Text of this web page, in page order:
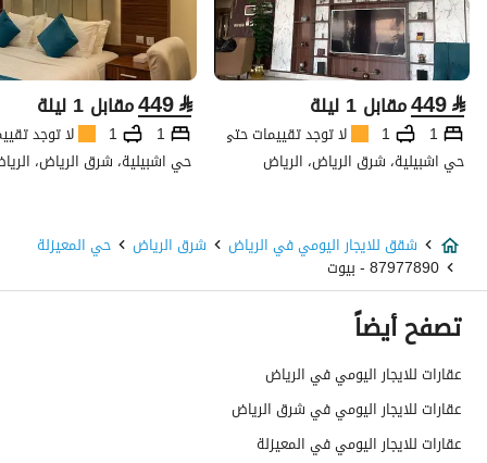
⃁
449مقابل 1 ليلة
1
1
لا توجد تقييمات حتى الآن
حي اشبيلية، شرق الرياض، الرياض
⃁
449مقابل 1 ليلة
1
1
لا توجد
حي اشبيلية، شرق الرياض،
شقق للايجار اليومي في الرياض شرق الرياض حي المعيزلة
87977890 - بيوت
تصفح أيضاً
عقارات للايجار اليومي في الرياض
عقارات للايجار اليومي في شرق الرياض
عقارات للايجار اليومي في المعيزلة